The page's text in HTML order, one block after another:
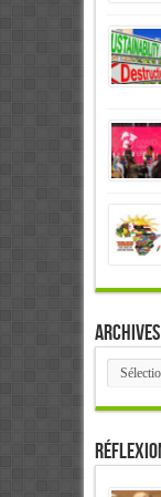
Archives
Archives